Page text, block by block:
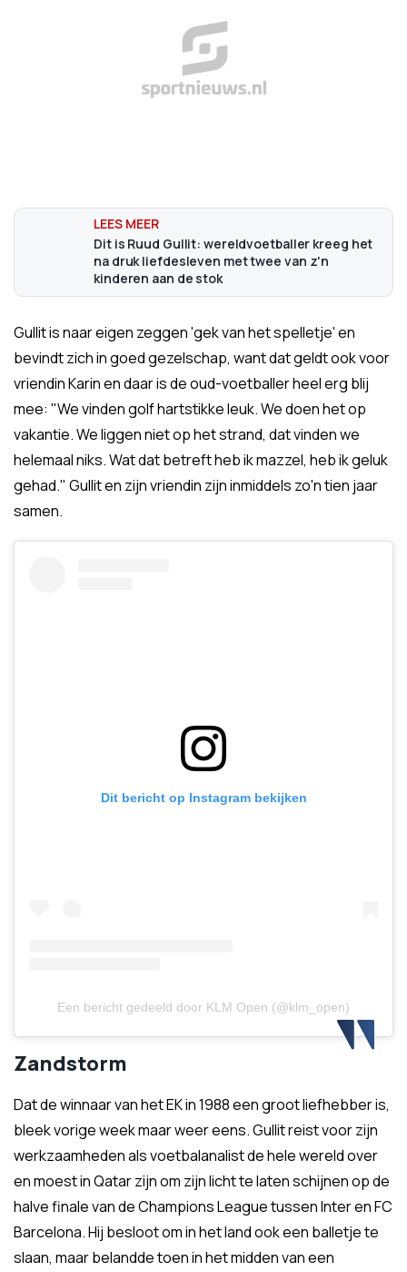
Dit is Ruud Gullit: wereldvoetballer kreeg het
na druk liefdesleven met twee van z'n
kinderen aan de stok
Gullit is naar eigen zeggen 'gek van het spelletje' en
bevindt zich in goed gezelschap, want dat geldt ook voor
vriendin Karin en daar is de oud-voetballer heel erg blij
mee: "We vinden golf hartstikke leuk. We doen het op
vakantie. We liggen niet op het strand, dat vinden we
helemaal niks. Wat dat betreft heb ik mazzel, heb ik geluk
gehad." Gullit en zijn vriendin zijn inmiddels zo'n tien jaar
samen.
Dit bericht op Instagram bekijken
Een bericht gedeeld door KLM Open (@klm_open)
Zandstorm
Dat de winnaar van het EK in 1988 een groot liefhebber is,
bleek vorige week maar weer eens. Gullit reist voor zijn
werkzaamheden als voetbalanalist de hele wereld over
en moest in Qatar zijn om zijn licht te laten schijnen op de
halve finale van de Champions League tussen Inter en FC
Barcelona. Hij besloot om in het land ook een balletje te
slaan, maar belandde toen in het midden van een